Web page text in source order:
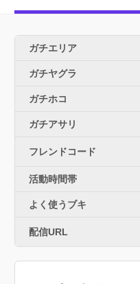
ガチエリア
ガチヤグラ
ガチホコ
ガチアサリ
フレンドコード
活動時間帯
よく使うブキ
配信URL